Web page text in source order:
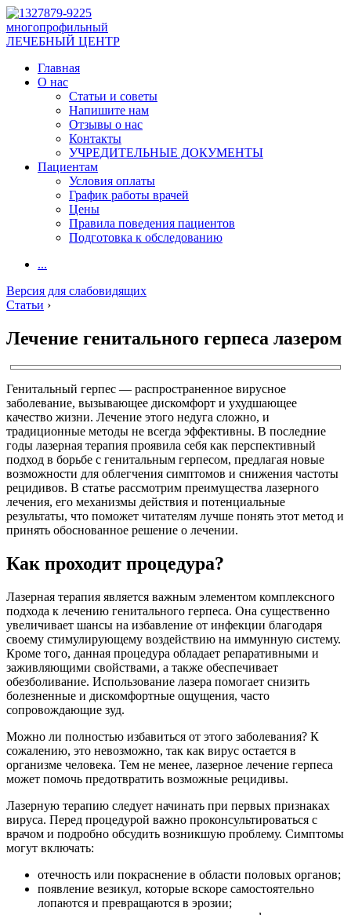
многопрофильный
ЛЕЧЕБНЫЙ ЦЕНТР
Главная
О нас
Статьи и советы
Напишите нам
Отзывы о нас
Контакты
УЧРЕДИТЕЛЬНЫЕ ДОКУМЕНТЫ
Пациентам
Условия оплаты
График работы врачей
Цены
Правила поведения пациентов
Подготовка к обследованию
...
Версия для слабовидящих
Статьи ›
Лечение генитального герпеса лазером
Генитальный герпес — распространенное вирусное
заболевание, вызывающее дискомфорт и ухудшающее
качество жизни. Лечение этого недуга сложно, и
традиционные методы не всегда эффективны. В последние
годы лазерная терапия проявила себя как перспективный
подход в борьбе с генитальным герпесом, предлагая новые
возможности для облегчения симптомов и снижения частоты
рецидивов. В статье рассмотрим преимущества лазерного
лечения, его механизмы действия и потенциальные
результаты, что поможет читателям лучше понять этот метод и
принять обоснованное решение о лечении.
Как проходит процедура?
Лазерная терапия является важным элементом комплексного
подхода к лечению генитального герпеса. Она существенно
увеличивает шансы на избавление от инфекции благодаря
своему стимулирующему воздействию на иммунную систему.
Кроме того, данная процедура обладает репаративными и
заживляющими свойствами, а также обеспечивает
обезболивание. Использование лазера помогает снизить
болезненные и дискомфортные ощущения, часто
сопровождающие зуд.
Можно ли полностью избавиться от этого заболевания? К
сожалению, это невозможно, так как вирус остается в
организме человека. Тем не менее, лазерное лечение герпеса
может помочь предотвратить возможные рецидивы.
Лазерную терапию следует начинать при первых признаках
вируса. Перед процедурой важно проконсультироваться с
врачом и подробно обсудить возникшую проблему. Симптомы
могут включать:
отечность или покраснение в области половых органов;
появление везикул, которые вскоре самостоятельно
лопаются и превращаются в эрозии;